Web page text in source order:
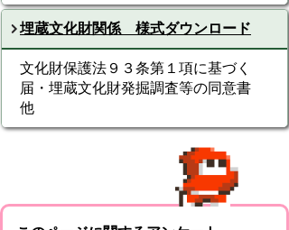
埋蔵文化財関係 様式ダウンロード
文化財保護法９３条第１項に基づく
届・埋蔵文化財発掘調査等の同意書
他